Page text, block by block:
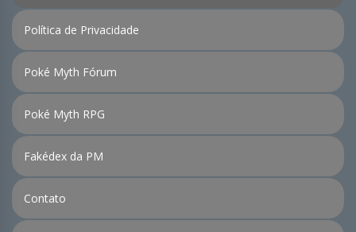
Política de Privacidade
Poké Myth Fórum
Poké Myth RPG
Fakédex da PM
Contato